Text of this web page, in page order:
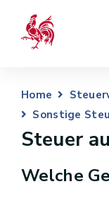
Home
Sonstige
Steuer
Welche